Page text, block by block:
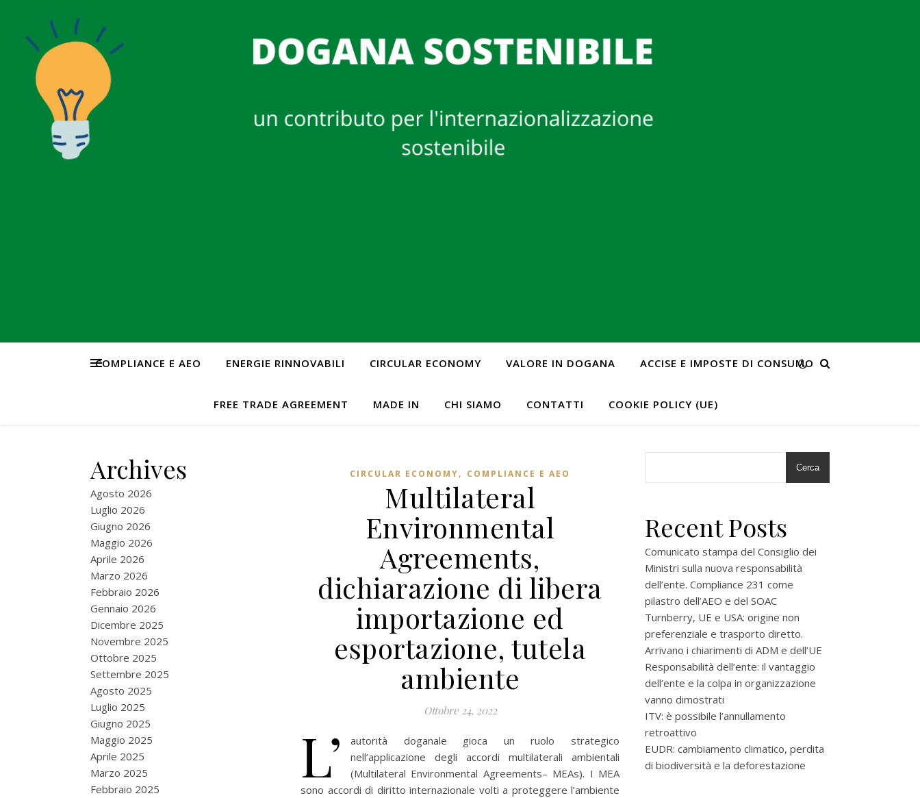
COMPLIANCE E AEO ENERGIE RINNOVABILI CIRCULAR ECONOMY VALORE IN DOGANA ACCISE E IMPOSTE DI CONSUMO
FREE TRADE AGREEMENT MADE IN CHI SIAMO CONTATTI COOKIE POLICY (UE)
Archives
Agosto 2026
Luglio 2026
Giugno 2026
Maggio 2026
Aprile 2026
Marzo 2026
Febbraio 2026
Gennaio 2026
Dicembre 2025
Novembre 2025
Ottobre 2025
Settembre 2025
Agosto 2025
Luglio 2025
Giugno 2025
Maggio 2025
Aprile 2025
Marzo 2025
Febbraio 2025
CIRCULAR ECONOMY, COMPLIANCE E AEO
Multilateral
Environmental
Agreements,
dichiarazione di libera
importazione ed
esportazione, tutela
ambiente
Ottobre 24, 2022
L’
autorità doganale gioca un ruolo strategico
nell’applicazione degli accordi multilaterali ambientali
(Multilateral Environmental Agreements– MEAs). I MEA
sono accordi di diritto internazionale volti a proteggere l’ambiente
Cerca
Recent Posts
Comunicato stampa del Consiglio dei
Ministri sulla nuova responsabilità
dell’ente. Compliance 231 come
pilastro dell’AEO e del SOAC
Turnberry, UE e USA: origine non
preferenziale e trasporto diretto.
Arrivano i chiarimenti di ADM e dell’UE
Responsabilità dell’ente: il vantaggio
dell’ente e la colpa in organizzazione
vanno dimostrati
ITV: è possibile l’annullamento
retroattivo
EUDR: cambiamento climatico, perdita
di biodiversità e la deforestazione